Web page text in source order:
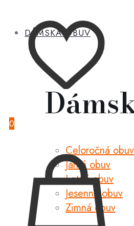
DÁMSKA OBUV
Celoročná obuv
Jarná obuv
Letná obuv
Jesenná obuv
Zimná obuv
0